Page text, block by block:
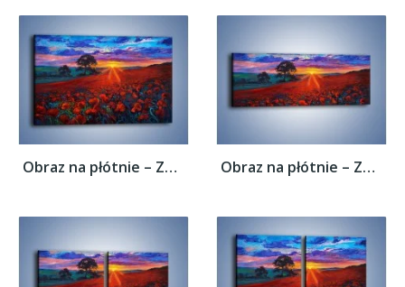
Obraz na płótnie – Zachód słońca nad... Obraz na płótnie – Zachód słońca nad...